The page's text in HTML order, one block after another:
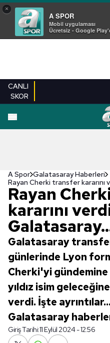
×
A SPOR
Mobil uygulaması
Ücretsiz - Google
CANLI
SKOR
A Spor Galatasaray Haberleri
Rayan Cherki transfer kararını
Rayan
kararını
Galatasaray
günlerinde Lyon
Cherki'yi gündemine
yıldız isim
verdi. İşte
Galatasaray
Giriş Tarihi:11 Eylül 2024 - 12:56